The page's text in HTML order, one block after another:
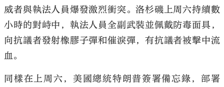
威者與執法人員爆發激烈衝突。洛杉磯上周六持續數
小時的對峙中，執法人員全副武裝並佩戴防毒面具，
向抗議者發射橡膠子彈和催淚彈，有抗議者被擊中流
血。
同樣在上周六，美國總統特朗普簽署備忘錄，部署